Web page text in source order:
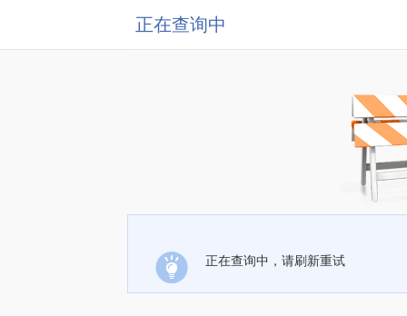
正在查询中
正在查询中，请刷新重试